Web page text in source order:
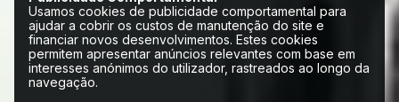
Usamos cookies de publicidade comportamental para
ajudar a cobrir os custos de manutenção do site e
financiar novos desenvolvimentos. Estes cookies
permitem apresentar anúncios relevantes com base em
interesses anónimos do utilizador, rastreados ao longo da
navegação.